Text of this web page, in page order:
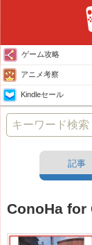
ゲーム攻略
アニメ考察
Kindleセール
記事
ConoHa for